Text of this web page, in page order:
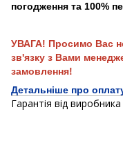
погодження та 100%
УВАГА! Просимо Вас
зв'язку з Вами
замовлення!
Детальніше про
Гарантія від виробника